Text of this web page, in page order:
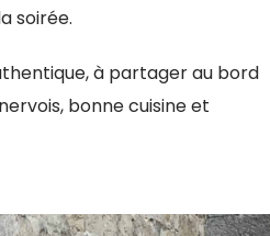
soirée.
à partager au bord
bonne cuisine et